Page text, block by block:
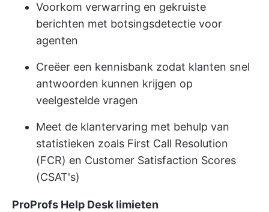
Voorkom verwarring en gekruiste
berichten met botsingsdetectie voor
agenten
Creëer een kennisbank zodat klanten snel
antwoorden kunnen krijgen op
veelgestelde vragen
Meet de klantervaring met behulp van
statistieken zoals First Call Resolution
(FCR) en Customer Satisfaction Scores
(CSAT's)
ProProfs Help Desk limieten